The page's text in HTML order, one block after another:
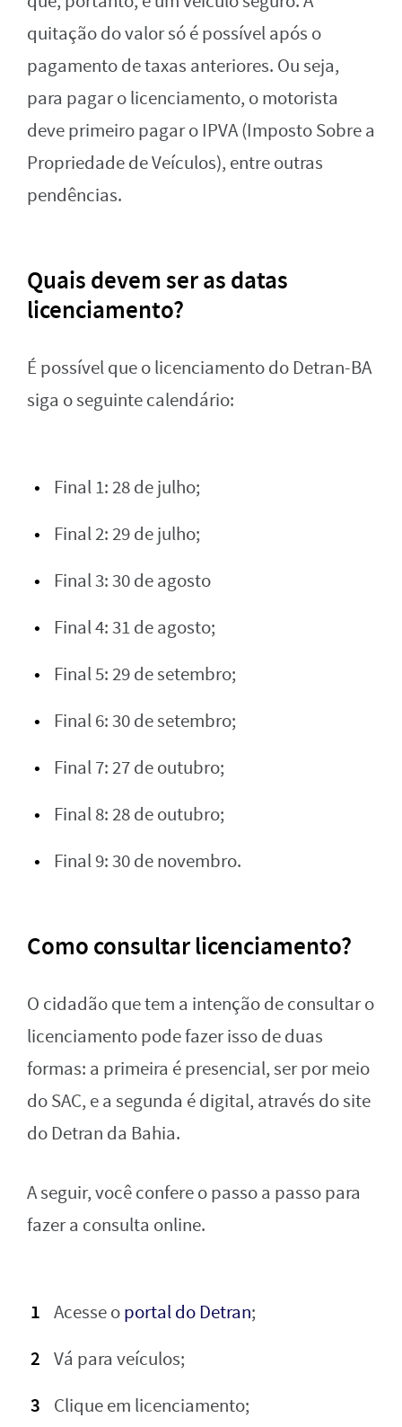
quitação do valor só é possível após o
pagamento de taxas anteriores. Ou seja,
para pagar o licenciamento, o motorista
deve primeiro pagar o IPVA (Imposto Sobre a
Propriedade de Veículos), entre outras
pendências.
Quais devem ser as datas
licenciamento?
É possível que o licenciamento do Detran-BA
siga o seguinte calendário:
Final 1: 28 de julho;
Final 2: 29 de julho;
Final 3: 30 de agosto
Final 4: 31 de agosto;
Final 5: 29 de setembro;
Final 6: 30 de setembro;
Final 7: 27 de outubro;
Final 8: 28 de outubro;
Final 9: 30 de novembro.
Como consultar licenciamento?
O cidadão que tem a intenção de consultar o
licenciamento pode fazer isso de duas
formas: a primeira é presencial, ser por meio
do SAC, e a segunda é digital, através do site
do Detran da Bahia.
A seguir, você confere o passo a passo para
fazer a consulta online.
Acesse oportal do Detran;
Vá para veículos;
Clique em licenciamento;